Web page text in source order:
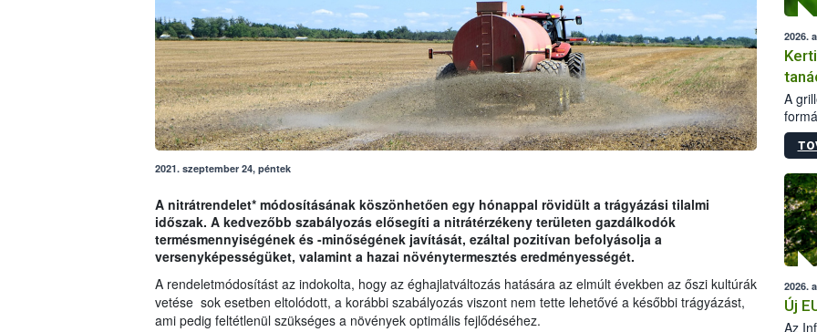
2021. szeptember 24, péntek
A nitrátrendelet* módosításának köszönhetően egy hónappal rövidült a trágyázási tilalmi
időszak. A kedvezőbb szabályozás elősegíti a nitrátérzékeny területen gazdálkodók
termésmennyiségének és -minőségének javítását, ezáltal pozitívan befolyásolja a
versenyképességüket, valamint a hazai növénytermesztés eredményességét.
A rendeletmódosítást az indokolta, hogy az éghajlatváltozás hatására az elmúlt években az őszi kultúrák
vetése sok esetben eltolódott, a korábbi szabályozás viszont nem tette lehetővé a későbbi trágyázást,
ami pedig feltétlenül szükséges a növények optimális fejlődéséhez.
2026.
A
a
2026.
Új
Az